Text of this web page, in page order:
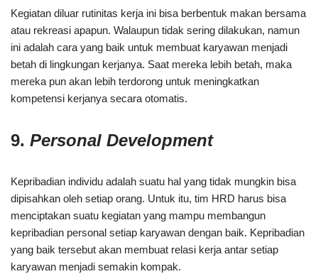
Kegiatan diluar rutinitas kerja ini bisa berbentuk makan bersama
atau rekreasi apapun. Walaupun tidak sering dilakukan, namun
ini adalah cara yang baik untuk membuat karyawan menjadi
betah di lingkungan kerjanya. Saat mereka lebih betah, maka
mereka pun akan lebih terdorong untuk meningkatkan
kompetensi kerjanya secara otomatis.
9. Personal Development
Kepribadian individu adalah suatu hal yang tidak mungkin bisa
dipisahkan oleh setiap orang. Untuk itu, tim HRD harus bisa
menciptakan suatu kegiatan yang mampu membangun
kepribadian personal setiap karyawan dengan baik. Kepribadian
yang baik tersebut akan membuat relasi kerja antar setiap
karyawan menjadi semakin kompak.